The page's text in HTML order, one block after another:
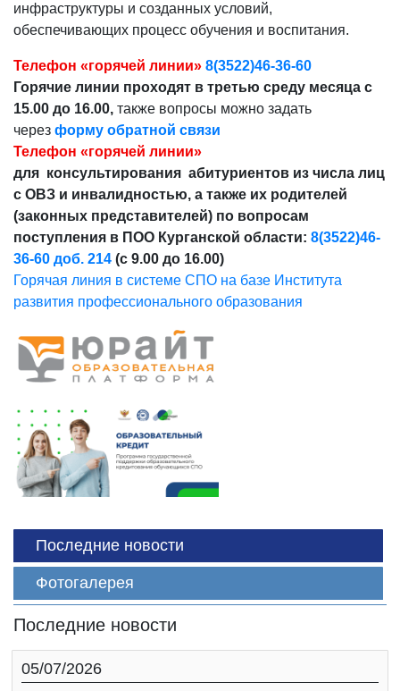
инфраструктуры и созданных условий,
обеспечивающих процесс обучения и воспитания.
Телефон «горячей линии» 8(3522)46-36-60
Горячие линии проходят в третью среду месяца с
15.00 до 16.00, также вопросы можно задать
через форму обратной связи
Телефон «горячей линии»
для консультирования абитуриентов из числа лиц
с ОВЗ и инвалидностью, а также их родителей
(законных представителей) по вопросам
поступления в ПОО Курганской области: 8(3522)46-
36-60 доб. 214 (с 9.00 до 16.00)
Горячая линия в системе СПО на базе Института
развития профессионального образования
Последние новости
Фотогалерея
Последние новости
05/07/2026